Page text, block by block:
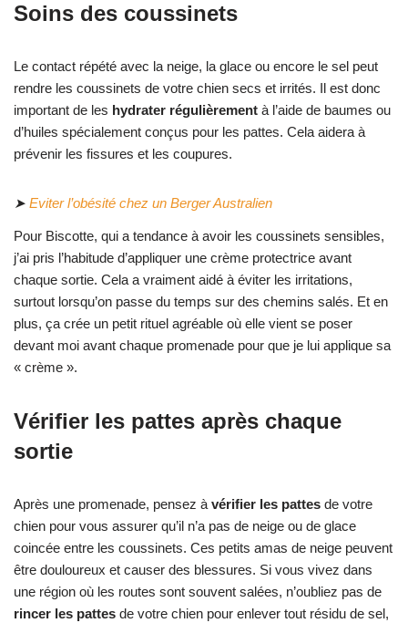
Soins des coussinets
Le contact répété avec la neige, la glace ou encore le sel peut
rendre les coussinets de votre chien secs et irrités. Il est donc
important de les hydrater régulièrement à l’aide de baumes ou
d’huiles spécialement conçus pour les pattes. Cela aidera à
prévenir les fissures et les coupures.
➤ Eviter l’obésité chez un Berger Australien
Pour Biscotte, qui a tendance à avoir les coussinets sensibles,
j’ai pris l’habitude d’appliquer une crème protectrice avant
chaque sortie. Cela a vraiment aidé à éviter les irritations,
surtout lorsqu’on passe du temps sur des chemins salés. Et en
plus, ça crée un petit rituel agréable où elle vient se poser
devant moi avant chaque promenade pour que je lui applique sa
« crème ».
Vérifier les pattes après chaque
sortie
Après une promenade, pensez à vérifier les pattes de votre
chien pour vous assurer qu’il n’a pas de neige ou de glace
coincée entre les coussinets. Ces petits amas de neige peuvent
être douloureux et causer des blessures. Si vous vivez dans
une région où les routes sont souvent salées, n’oubliez pas de
rincer les pattes de votre chien pour enlever tout résidu de sel,